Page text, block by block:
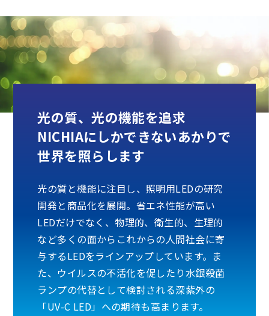
光の質、光の機能を追求
NICHIAにしかできないあかりで
世界を照らします
光の質と機能に注目し、照明用LEDの研究
開発と商品化を展開。省エネ性能が高い
LEDだけでなく、物理的、衛生的、生理的
など多くの面からこれからの人間社会に寄
与するLEDをラインアップしています。ま
た、ウイルスの不活化を促したり水銀殺菌
ランプの代替として検討される深紫外の
「UV-C LED」への期待も高まります。